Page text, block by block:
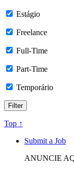
Estágio
Freelance
Full-Time
Part-Time
Temporário
Top ↑
Submit a Job
ANUNCIE